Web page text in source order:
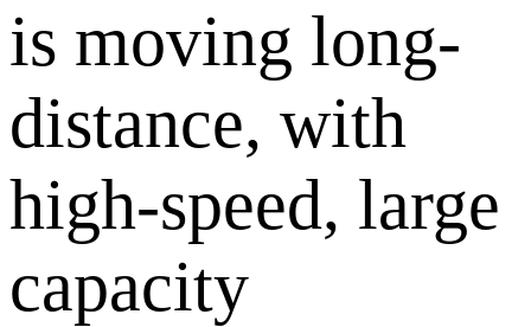
is moving long-
distance, with
high-speed, large
capacity